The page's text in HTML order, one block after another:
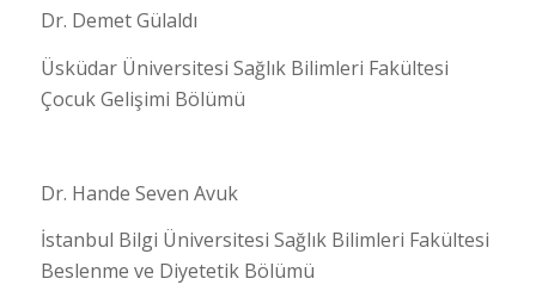
Dr. Demet Gülaldı
Üsküdar Üniversitesi Sağlık Bilimleri Fakültesi
Çocuk Gelişimi Bölümü
Dr. Hande Seven Avuk
İstanbul Bilgi Üniversitesi Sağlık Bilimleri Fakültesi
Beslenme ve Diyetetik Bölümü